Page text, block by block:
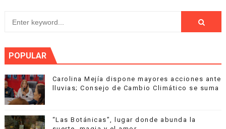
POPULAR
Carolina Mejía dispone mayores acciones ante
lluvias; Consejo de Cambio Climático se suma
“Las Botánicas”, lugar donde abunda la